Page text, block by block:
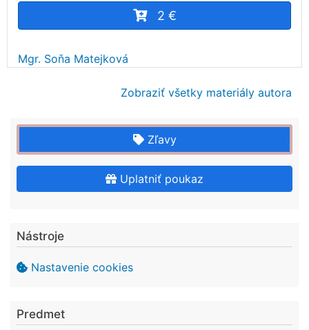
2 €
Mgr. Soňa Matejková
Zobraziť všetky materiály autora
Zľavy
Uplatniť poukaz
Nástroje
Nastavenie cookies
Predmet